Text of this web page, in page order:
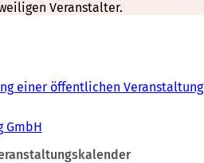
Veranstalter.
einer öffentlichen Veranstaltung
GmbH